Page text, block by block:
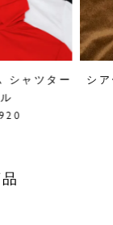
シャツター
シ